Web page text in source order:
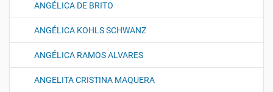
ANGÉLICA DE BRITO
ANGÉLICA KOHLS SCHWANZ
ANGÉLICA RAMOS ALVARES
ANGELITA CRISTINA MAQUERA